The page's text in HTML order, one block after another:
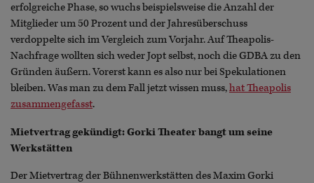
erfolgreiche Phase, so wuchs beispielsweise die Anzahl der
Mitglieder um 50 Prozent und der Jahresüberschuss
verdoppelte sich im Vergleich zum Vorjahr. Auf Theapolis-
Nachfrage wollten sich weder Jopt selbst, noch die GDBA zu den
Gründen äußern. Vorerst kann es also nur bei Spekulationen
bleiben. Was man zu dem Fall jetzt wissen muss,hat Theapolis
zusammengefasst.
Mietvertrag gekündigt: Gorki Theater bangt um seine
Werkstätten
Der Mietvertrag der Bühnenwerkstätten des Maxim Gorki